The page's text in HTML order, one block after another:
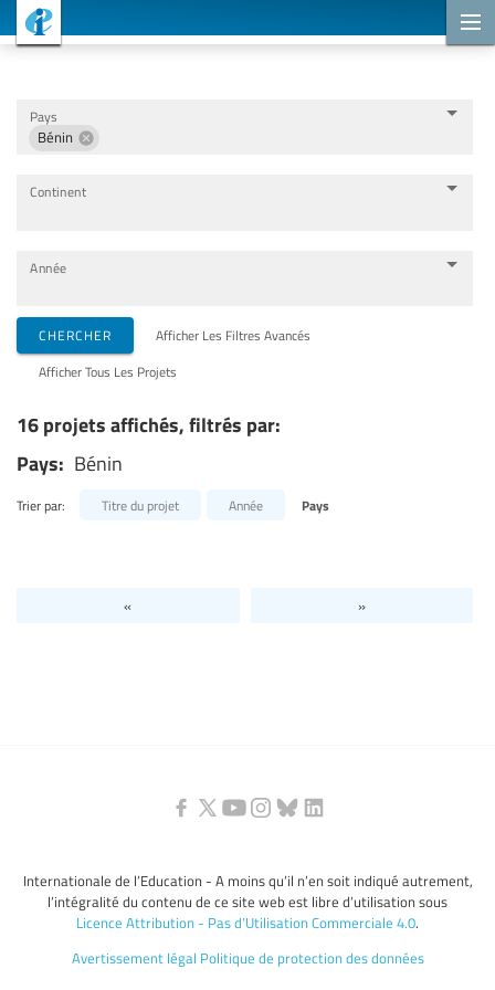
Pays
Bénin
Continent
Année
Organisations de mise en œuvre
Thèmes
CHERCHER Afficher Les Filtres Avancés
Afficher Tous Les Projets
16 projets affichés, filtrés par:
Pays: Bénin
Trier par: Titre du projet Année Pays
« »
Internationale de l’Education - A moins qu’il n’en soit indiqué autrement,
l’intégralité du contenu de ce site web est libre d’utilisation sous
Licence Attribution - Pas d’Utilisation Commerciale 4.0.
Avertissement légal Politique de protection des données